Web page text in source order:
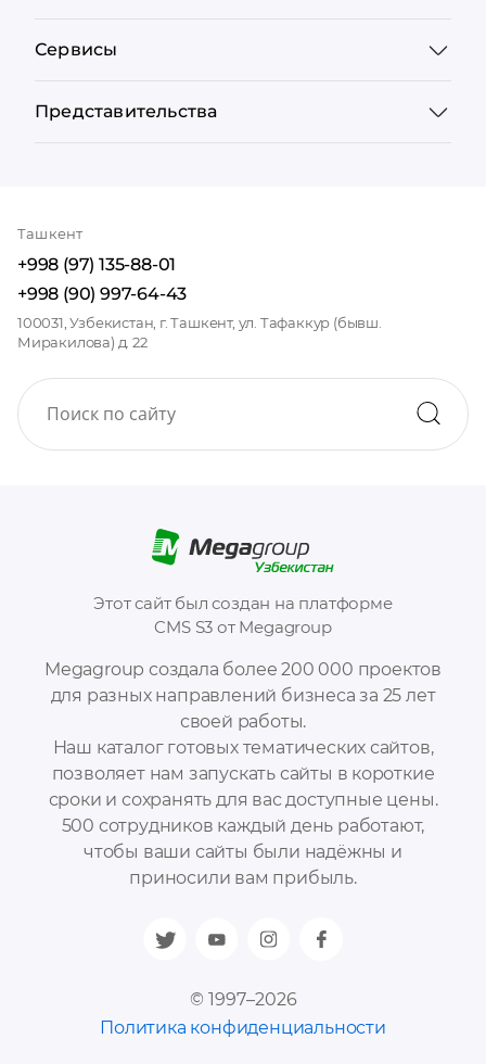
Megagroup создала более 200 000 проектов
для разных направлений бизнеса за 25 лет
своей работы.
Наш каталог готовых тематических сайтов,
позволяет нам запускать сайты в короткие
сроки и сохранять для вас доступные цены.
500 сотрудников каждый день работают,
чтобы ваши сайты были надёжны и
приносили вам прибыль.
© 1997–2026
Политика конфиденциальности
Этот сайт был создан на платформе
CMS S3 от Megagroup
Сервисы
Представительства
Ташкент
+998 (97) 135-88-01
+998 (90) 997-64-43
100031, Узбекистан, г. Ташкент, ул. Тафаккур (бывш.
Миракилова) д. 22